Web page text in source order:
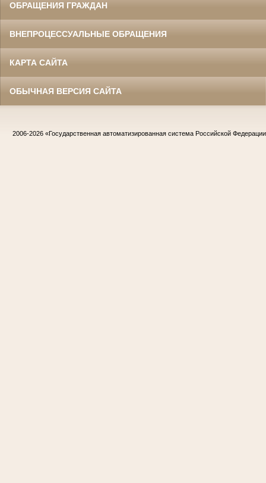
ОБРАЩЕНИЯ ГРАЖДАН
ВНЕПРОЦЕССУАЛЬНЫЕ ОБРАЩЕНИЯ
КАРТА САЙТА
ОБЫЧНАЯ ВЕРСИЯ САЙТА
2006-2026 «Государственная автоматизированная система Российской